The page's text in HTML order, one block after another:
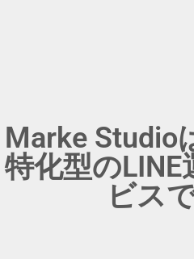
Marke Studio
特化型の
ビス